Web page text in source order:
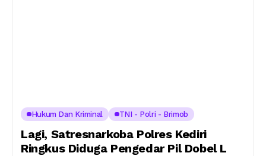
Hukum Dan Kriminal TNI - Polri - Brimob
Lagi, Satresnarkoba Polres Kediri
Ringkus Diduga Pengedar Pil Dobel L